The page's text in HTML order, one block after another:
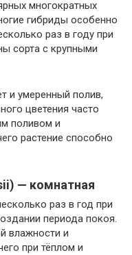
многократных
гибриды особенно
раз в году при
сорта с крупными
и умеренный полив,
цветения часто
поливом и
растение способно
— комнатная
раз в год при
периода покоя.
влажности и
при тёплом и